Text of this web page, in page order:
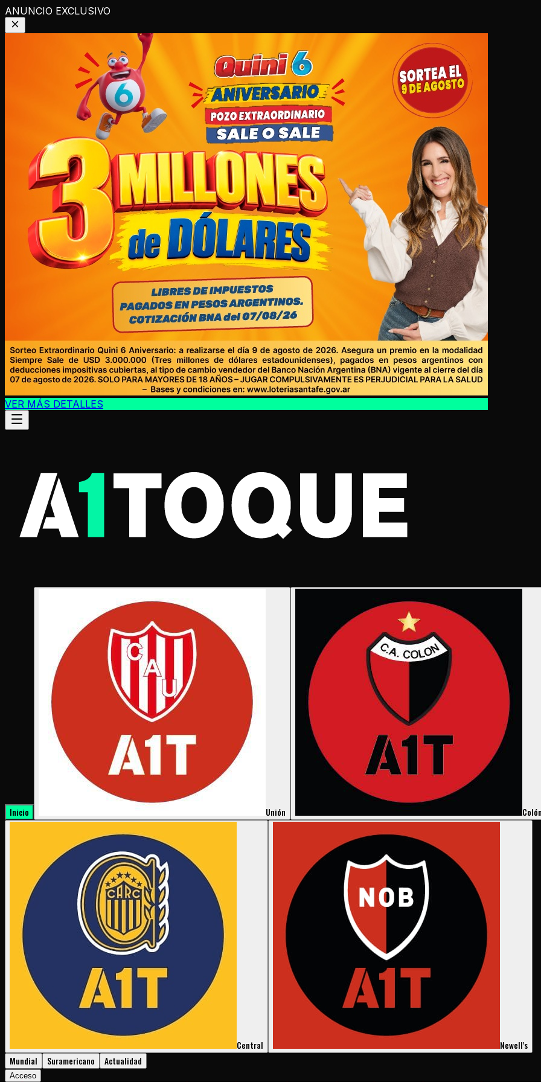
ANUNCIO EXCLUSIVO
VER MÁS DETALLES
Inicio Unión
Central
Newell's
Mundial
Suramericano Actualidad
Acceso